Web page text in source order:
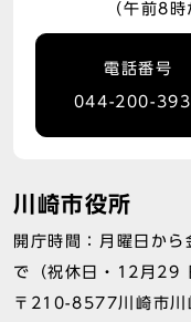
（午前8
電話番号
044-200-
川崎市役所
開庁時間：月曜日か
で（祝休日・12月29
〒210-8577川崎市川